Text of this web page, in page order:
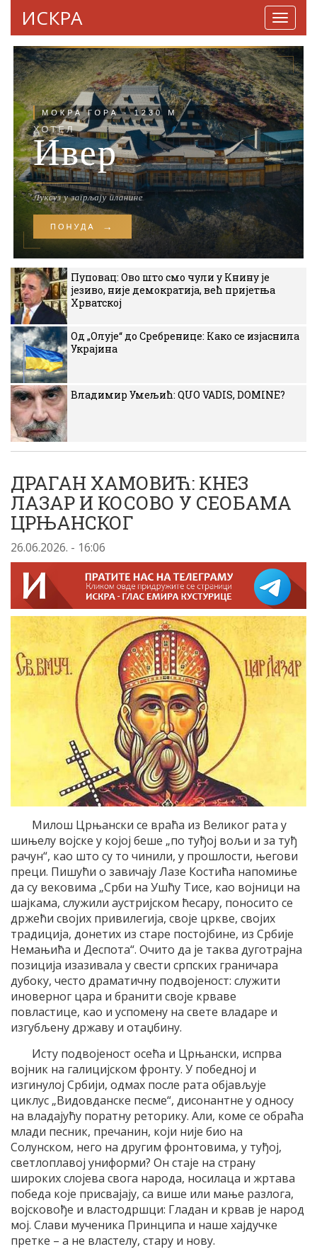
ИСКРА
Пуповац: Ово што смо чули у Книну је
језиво, није демократија, већ пријетња
Хрватској
Од „Олује“ до Сребренице: Како се изјаснила
Украјина
Владимир Умељић: QUO VADIS, DOMINE?
ДРАГАН ХАМОВИЋ: КНЕЗ
ЛАЗАР И КОСОВО У СЕОБАМА
ЦРЊАНСКОГ
26.06.2026. - 16:06
Милош Црњански се враћа из Великог рата у
шињелу војске у којој беше „по туђој вољи и за туђ
рачун“, као што су то чинили, у прошлости, његови
преци. Пишући о завичају Лазе Костића напомиње
да су вековима „Срби на Ушћу Тисе, као војници на
шајкама, служили аустријском ћесару, поносито се
држећи својих привилегија, своје цркве, својих
традиција, донетих из старе постојбине, из Србије
Немањића и Деспота“. Очито да је таква дуготрајна
позиција изазивала у свести српских граничара
дубоку, често драматичну подвојеност: служити
иноверног цара и бранити своје крваве
повластице, као и успомену на свете владаре и
изгубљену државу и отаџбину.
Исту подвојеност осећа и Црњански, испрва
војник на галицијском фронту. У победној и
изгинулој Србији, одмах после рата објављује
циклус „Видовданске песме“, дисонантне у односу
на владајућу поратну реторику. Али, коме се обраћа
млади песник, пречанин, који није био на
Солунском, него на другим фронтовима, у туђој,
светлоплавој униформи? Он стаје на страну
широких слојева свога народа, носилаца и жртава
победа које присвајају, са више или мање разлога,
војсковође и властодршци: Гладан и крвав је народ
мој. Слави мученика Принципа и наше хајдучке
претке – а не властелу, стару и нову.